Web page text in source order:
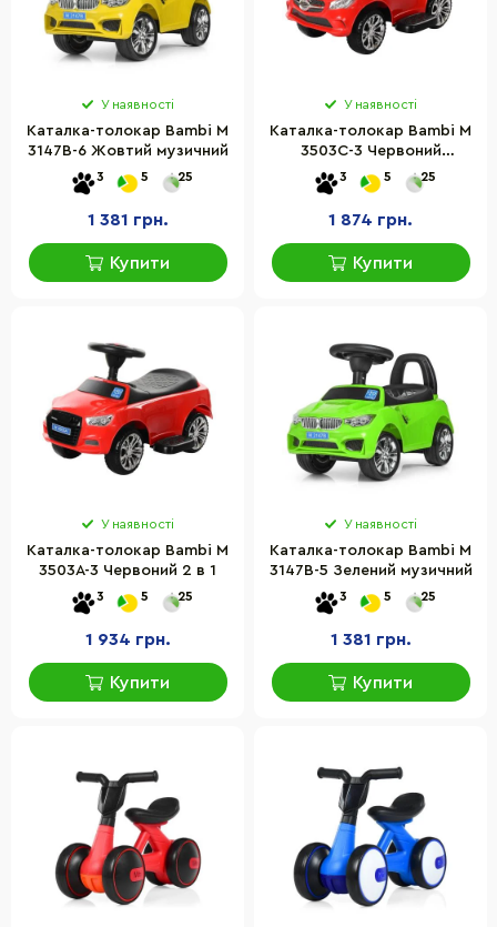
У наявності
Каталка-толокар Bambi M
3147B-6 Жовтий музичний
3 5 25
1 381 грн.
Купити
У наявності
Каталка-толокар Bambi M
3503C-3 Червоний
музичний
3 5 25
1 874 грн.
Купити
У наявності
Каталка-толокар Bambi M
3503A-3 Червоний 2 в 1
3 5 25
1 934 грн.
Купити
У наявності
Каталка-толокар Bambi M
3147B-5 Зелений музичний
3 5 25
1 381 грн.
Купити